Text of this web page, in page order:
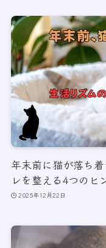
年末前に猫が落ち
レを整える4つのヒ
2025年12月22日